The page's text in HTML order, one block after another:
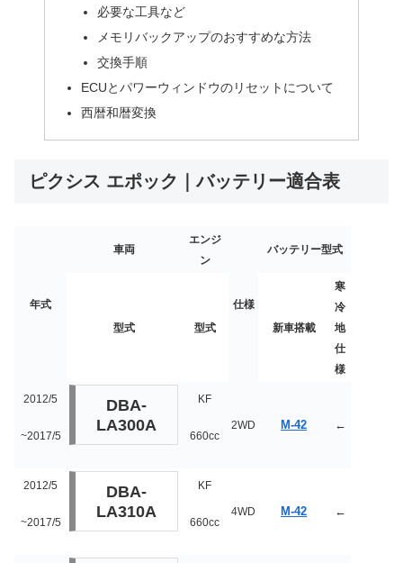
必要な工具など
メモリバックアップのおすすめな方法
交換手順
ECUとパワーウィンドウのリセットについて
西暦和暦変換
ピクシス エポック｜バッテリー適合表
年式
車両
エンジ
ン
仕様
バッテリー型式
型式 型式 新車搭載
寒
冷
地
仕
様
2012/5
~2017/5
DBA-
LA300A
KF
660cc
2WD M-42 ←
2012/5
~2017/5
DBA-
LA310A
KF
660cc
4WD M-42 ←